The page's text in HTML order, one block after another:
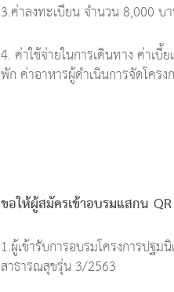
3.ค่าลงทะเบียน จำนวน 8,000 บ
4. ค่าใช้จ่ายในการเดินทาง ค่าเ
พัก ค่าอาหารผู้ดำเนินการจัดโคร
ขอให้ผู้สมัครเข้าอบรมแสกน
1.ผู้เข้ารับการอบรมโครงการปฐ
สาธารณสุขรุ่น 3/2563